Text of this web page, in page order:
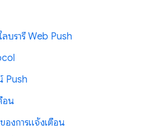
ลบรารี Web Push
Push
อน
งการแจ้งเตือน